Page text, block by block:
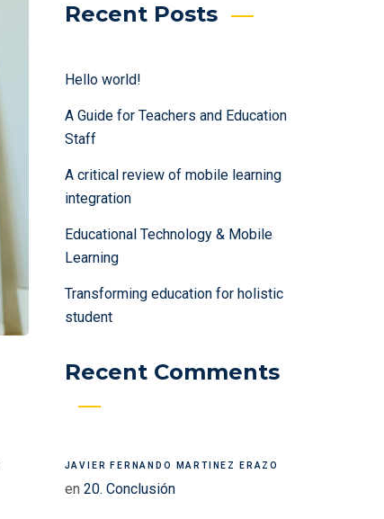
Recent Posts
Hello world!
A Guide for Teachers and Education
Staff
A critical review of mobile learning
integration
Educational Technology & Mobile
Learning
Transforming education for holistic
student
Recent Comments
JAVIER FERNANDO MARTINEZ ERAZO
en 20. Conclusión